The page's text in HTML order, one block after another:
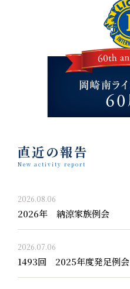
直近の報告
New activity report
2026.08.06
2026年 納涼家族例会
2026.07.06
1493回 2025年度発足例会